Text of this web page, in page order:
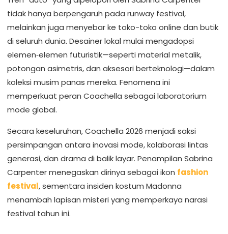
tidak hanya berpengaruh pada runway festival,
melainkan juga menyebar ke toko-toko online dan butik
di seluruh dunia. Desainer lokal mulai mengadopsi
elemen‑elemen futuristik—seperti material metalik,
potongan asimetris, dan aksesori berteknologi—dalam
koleksi musim panas mereka. Fenomena ini
memperkuat peran Coachella sebagai laboratorium
mode global.
Secara keseluruhan, Coachella 2026 menjadi saksi
persimpangan antara inovasi mode, kolaborasi lintas
generasi, dan drama di balik layar. Penampilan Sabrina
Carpenter menegaskan dirinya sebagai ikon fashion
festival, sementara insiden kostum Madonna
menambah lapisan misteri yang memperkaya narasi
festival tahun ini.